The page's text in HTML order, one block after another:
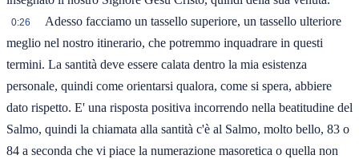
0:26
Adesso facciamo un tassello superiore, un tassello ulteriore
meglio nel nostro itinerario, che potremmo inquadrare in questi
termini. La santità deve essere calata dentro la mia esistenza
personale, quindi come orientarsi qualora, come si spera, abbiere
dato rispetto. E' una risposta positiva incorrendo nella beatitudine del
Salmo, quindi la chiamata alla santità c'è al Salmo, molto bello, 83 o
84 a seconda che vi piace la numerazione masoretica o quella non